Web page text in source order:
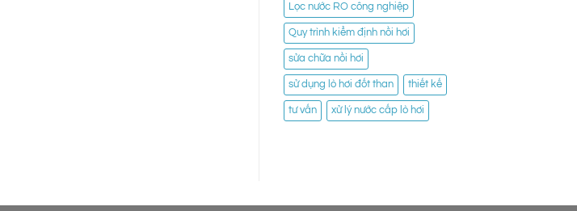
Lọc nước RO công nghiệp
Quy trình kiểm định nồi hơi
sửa chữa nồi hơi
sử dụng lò hơi đốt than thiết kế
tư vấn xử lý nước cấp lò hơi